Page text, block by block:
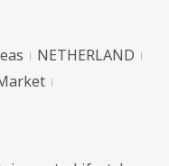
NETHERLAND